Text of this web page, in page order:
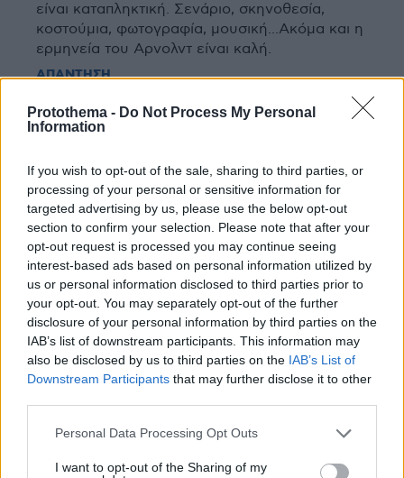
Protothema - Do Not Process My Personal
Information
If you wish to opt-out of the sale, sharing to third parties, or
processing of your personal or sensitive information for
targeted advertising by us, please use the below opt-out
section to confirm your selection. Please note that after your
opt-out request is processed you may continue seeing
interest-based ads based on personal information utilized by
us or personal information disclosed to third parties prior to
your opt-out. You may separately opt-out of the further
disclosure of your personal information by third parties on the
IAB’s list of downstream participants. This information may
also be disclosed by us to third parties on the IAB’s List of
Downstream Participants that may further disclose it to other
Please note that this website/app uses one or more Google
not limited to your visit or usage behaviour. You may click to
Personal Data Processing Opt Outs
I want to opt-out of the Sharing of my
είναι καταπληκτική. Σενάριο, σκηνοθεσία,
κοστούμια, φωτογραφία, μουσική...Ακόμα και η
ερμηνεία του Αρνολντ είναι καλή.
ΑΠΑΝΤΗΣΗ
Απορία
Γιατί γέλαγες όμως;
ΑΠΑΝΤΗΣΗ
Richard
21.05.2026, 12:23
Εεε τώρα "ωρίμασε" και προτιμά Λάνθιμο...
ΑΠΑΝΤΗΣΗ
ΠΡΟΣΘΗΚΗ ΣΧΟΛΙΟΥ
ΌΝΟΜΑ *